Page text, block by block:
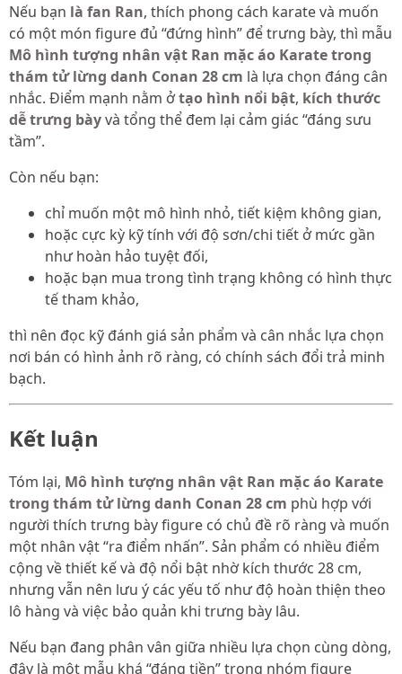
Nếu bạn là fan Ran, thích phong cách karate và muốn
có một món figure đủ “đứng hình” để trưng bày, thì mẫu
Mô hình tượng nhân vật Ran mặc áo Karate trong
thám tử lừng danh Conan 28 cm là lựa chọn đáng cân
nhắc. Điểm mạnh nằm ởtạo hình nổi bật, kích thước
dễ trưng bàyvà tổng thể đem lại cảm giác “đáng sưu
tầm”.
Còn nếu bạn:
chỉ muốn một mô hình nhỏ, tiết kiệm không gian,
hoặc cực kỳ kỹ tính với độ sơn/chi tiết ở mức gần
như hoàn hảo tuyệt đối,
hoặc bạn mua trong tình trạng không có hình thực
tế tham khảo,
thì nên đọc kỹ đánh giá sản phẩm và cân nhắc lựa chọn
nơi bán có hình ảnh rõ ràng, có chính sách đổi trả minh
bạch.
Kết luận
Tóm lại, Mô hình tượng nhân vật Ran mặc áo Karate
trong thám tử lừng danh Conan 28 cm phù hợp với
người thích trưng bày figure có chủ đề rõ ràng và muốn
một nhân vật “ra điểm nhấn”. Sản phẩm có nhiều điểm
cộng về thiết kế và độ nổi bật nhờ kích thước 28 cm,
nhưng vẫn nên lưu ý các yếu tố như độ hoàn thiện theo
lô hàng và việc bảo quản khi trưng bày lâu.
Nếu bạn đang phân vân giữa nhiều lựa chọn cùng dòng,
đây là một mẫu khá “đáng tiền” trong nhóm figure